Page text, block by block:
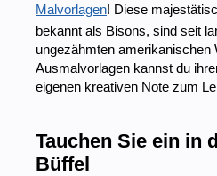
Malvorlagen! Diese
bekannt als Bisons, sind seit
ungezähmten amerikanischen
Ausmalvorlagen kannst du
eigenen kreativen Note zum
Tauchen Sie ein in
Büffel